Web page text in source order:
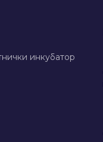
инкубатор